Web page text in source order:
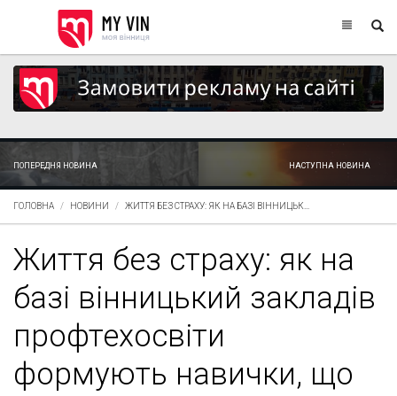
ПОПЕРЕДНЯ НОВИНА НАСТУПНА НОВИНА
ГОЛОВНА НОВИНИ ЖИТТЯ БЕЗ СТРАХУ: ЯК НА БАЗІ ВІННИЦЬК...
Життя без страху: як на
базі вінницький закладів
профтехосвіти
формують навички, що